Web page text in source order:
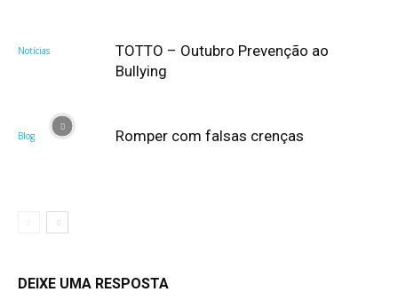
Notícias
TOTTO – Outubro Prevenção ao
Bullying
Blog Romper com falsas crenças
DEIXE UMA RESPOSTA